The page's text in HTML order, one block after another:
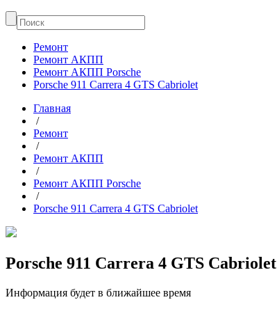
Ремонт
Ремонт АКПП
Ремонт АКПП Porsche
Porsche 911 Carrera 4 GTS Cabriolet
Главная
/
Ремонт
/
Ремонт АКПП
/
Ремонт АКПП Porsche
/
Porsche 911 Carrera 4 GTS Cabriolet
Porsche 911 Carrera 4 GTS Cabriolet
Информация будет в ближайшее время